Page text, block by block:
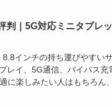
｜5G対応ミニタブレ
インチの持ち運びやすい
レイ、5G通信、バイパス充
に楽しみたい人はもちろん